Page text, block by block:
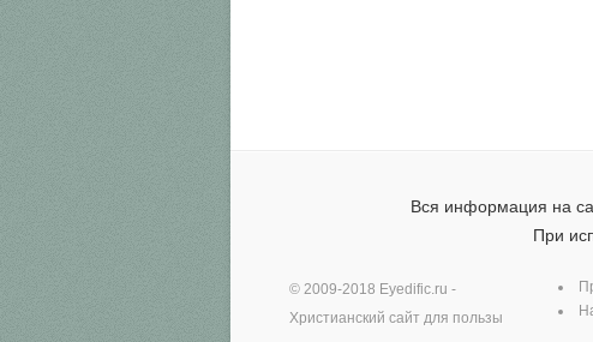
Вся информация на
При
© 2009-2018 Eyedific.ru -
Христианский сайт для пользы